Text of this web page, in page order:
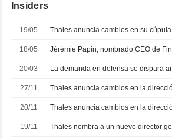
Insiders
19/05
18/05 Jérémie Papin, nombrado CEO de
20/03 La demanda en defensa se dispara
27/11
20/11 Thales anuncia cambios en la
19/11 Thales nombra a un nuevo director